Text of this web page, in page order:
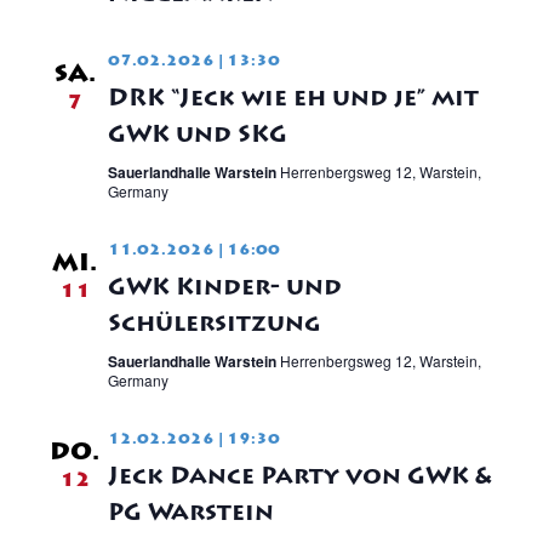
SA.
7
07.02.2026 | 13:30
DRK “Jeck wie eh und je” mit
GWK und SKG
Sauerlandhalle Warstein Herrenbergsweg 12, Warstein,
Germany
MI.
11
11.02.2026 | 16:00
GWK Kinder- und
Schülersitzung
Sauerlandhalle Warstein Herrenbergsweg 12, Warstein,
Germany
DO.
12
12.02.2026 | 19:30
Jeck Dance Party von GWK &
PG Warstein